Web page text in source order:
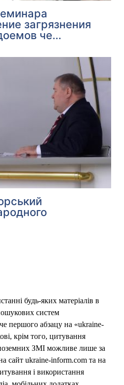
загрязнения
че...
будь-яких матеріалів в
систем
першого абзацу на «ukraine-
крім того, цитування
ЗМІ можливе лише за
сайт ukraine-inform.com та на
і використання